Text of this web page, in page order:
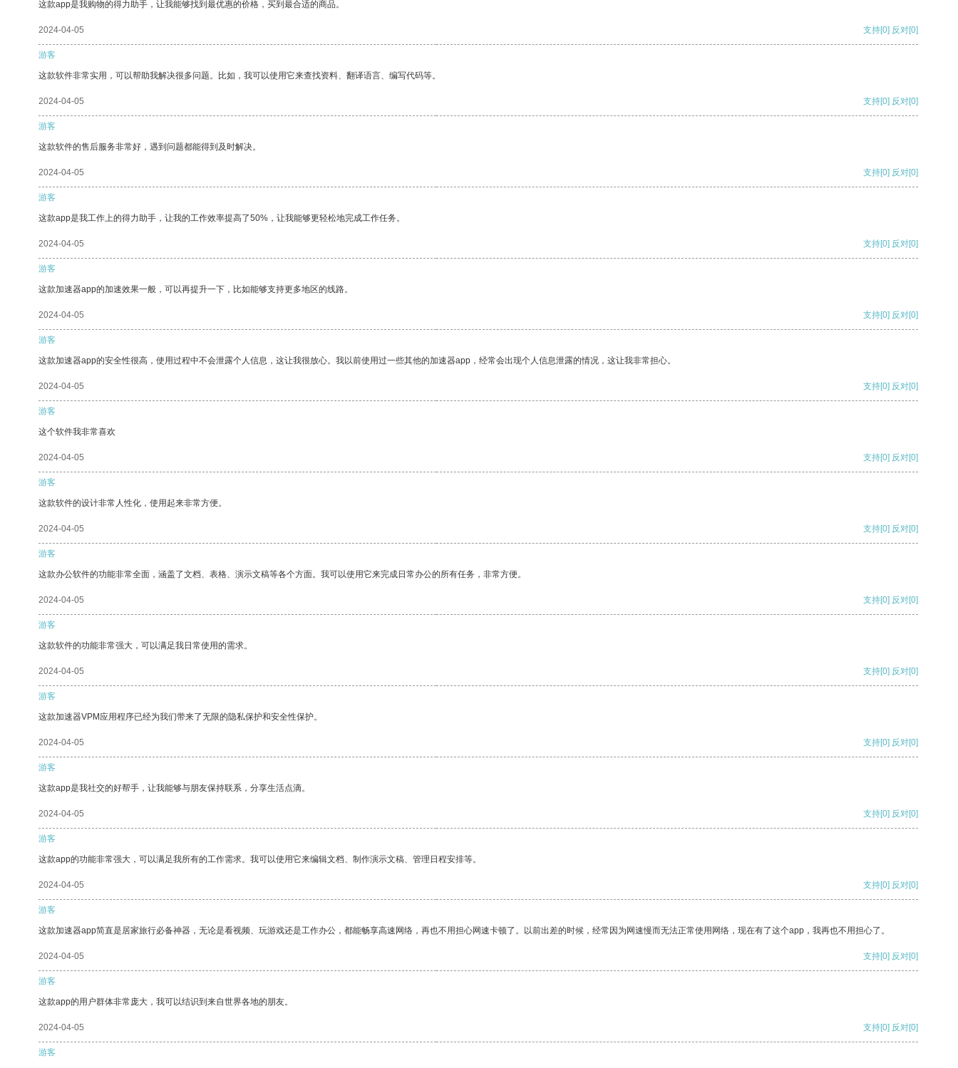
这款app是我购物的得力助手，让我能够找到最优惠的价格，买到最合适的商品。
2024-04-05 支持[0] 反对[0]
游客
这款软件非常实用，可以帮助我解决很多问题。比如，我可以使用它来查找资料、翻译语言、编写代码等。
2024-04-05 支持[0] 反对[0]
游客
这款软件的售后服务非常好，遇到问题都能得到及时解决。
2024-04-05 支持[0] 反对[0]
游客
这款app是我工作上的得力助手，让我的工作效率提高了50%，让我能够更轻松地完成工作任务。
2024-04-05 支持[0] 反对[0]
游客
这款加速器app的加速效果一般，可以再提升一下，比如能够支持更多地区的线路。
2024-04-05 支持[0] 反对[0]
游客
这款加速器app的安全性很高，使用过程中不会泄露个人信息，这让我很放心。我以前使用过一些其他的加速器app，经常会出现个人信息泄露的情况，这让我非常担心。
2024-04-05 支持[0] 反对[0]
游客
这个软件我非常喜欢
2024-04-05 支持[0] 反对[0]
游客
这款软件的设计非常人性化，使用起来非常方便。
2024-04-05 支持[0] 反对[0]
游客
这款办公软件的功能非常全面，涵盖了文档、表格、演示文稿等各个方面。我可以使用它来完成日常办公的所有任务，非常方便。
2024-04-05 支持[0] 反对[0]
游客
这款软件的功能非常强大，可以满足我日常使用的需求。
2024-04-05 支持[0] 反对[0]
游客
这款加速器VPM应用程序已经为我们带来了无限的隐私保护和安全性保护。
2024-04-05 支持[0] 反对[0]
游客
这款app是我社交的好帮手，让我能够与朋友保持联系，分享生活点滴。
2024-04-05 支持[0] 反对[0]
游客
这款app的功能非常强大，可以满足我所有的工作需求。我可以使用它来编辑文档、制作演示文稿、管理日程安排等。
2024-04-05 支持[0] 反对[0]
游客
这款加速器app简直是居家旅行必备神器，无论是看视频、玩游戏还是工作办公，都能畅享高速网络，再也不用担心网速卡顿了。以前出差的时候，经常因为网速慢而无法正常使用网络，现在有了这个app，我再也不用担心了。
2024-04-05 支持[0] 反对[0]
游客
这款app的用户群体非常庞大，我可以结识到来自世界各地的朋友。
2024-04-05 支持[0] 反对[0]
游客